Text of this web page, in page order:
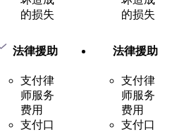
的损失
法律援助
支付律
师服务
费用
支付口
的损失
法律援助
支付律
师服务
费用
支付口